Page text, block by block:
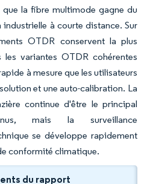
la fibre multimode gagne du
à courte distance. Sur
OTDR conservent la plus
les variantes OTDR cohérentes
à mesure que les utilisateurs
et une auto-calibration. La
continue d'être le principal
mais la surveillance
se développe rapidement
conformité climatique.
du rapport